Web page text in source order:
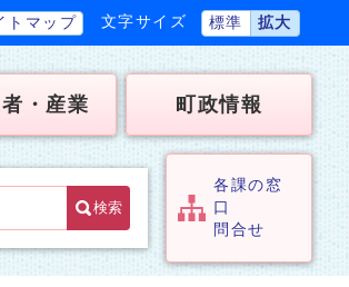
トマップ 文字サイズ 標準 拡大
・産業 町政情報
検索
各課の窓
口
問合せ